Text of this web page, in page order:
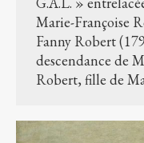
Marie-Françoise
Fanny Robert
descendance de
Robert, fille de